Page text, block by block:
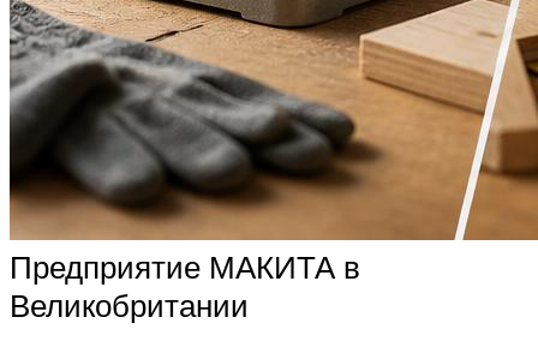
Предприятие МАКИТА в
Великобритании